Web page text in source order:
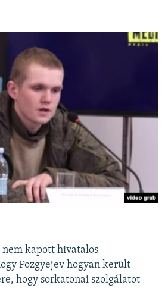
kapott hivatalos
Pozgyejev hogyan került
hogy sorkatonai szolgálatot